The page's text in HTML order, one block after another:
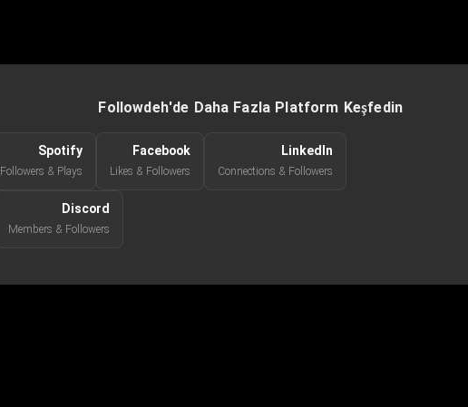
Followdeh'de Daha Fazla Platform Keşfedin
Spotify
Followers & Plays
Facebook
Likes & Followers
LinkedIn
Connections & Followers
Discord
Members & Followers